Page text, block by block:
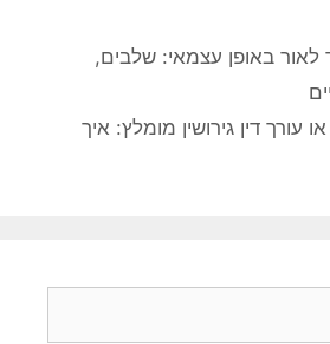
לאור באופן עצמאי: שלבים,
עורך דין גירושין מומלץ: איך